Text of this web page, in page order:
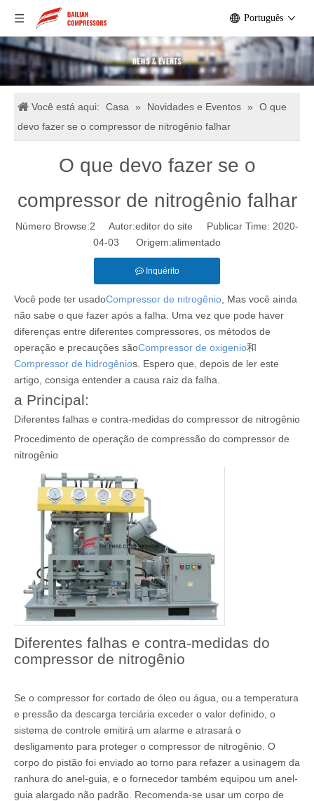
Português
Você está aqui: Casa » Novidades e Eventos »
O que
devo fazer se o compressor de nitrogênio falhar
O que devo fazer se o
compressor de nitrogênio falhar
Número Browse:2 Autor:editor do site Publicar Time: 2020-
04-03 Origem:alimentado
Inquérito
Você pode ter usadoCompressor de nitrogênio , Mas você ainda
não sabe o que fazer após a falha. Uma vez que pode haver
diferenças entre diferentes compressores, os métodos de
operação e precauções sãoCompressor de oxigenio和
Compressor de hidrogênios. Espero que, depois de ler este
artigo, consiga entender a causa raiz da falha.
a Principal:
Diferentes falhas e contra-medidas do compressor de nitrogênio
Procedimento de operação de compressão do compressor de
nitrogênio
Diferentes falhas e contra-medidas do
compressor de nitrogênio
Se o compressor for cortado de óleo ou água, ou a temperatura
e pressão da descarga terciária exceder o valor definido, o
sistema de controle emitirá um alarme e atrasará o
desligamento para proteger o compressor de nitrogênio. O
corpo do pistão foi enviado ao torno para refazer a usinagem da
ranhura do anel-guia, e o fornecedor também equipou um anel-
guia alargado não padrão. Recomenda-se usar um corpo de